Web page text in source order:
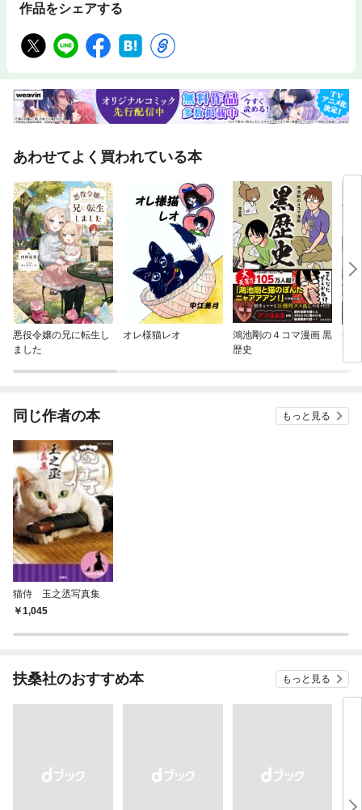
作品をシェアする
あわせてよく買われている本
悪役令嬢の兄に転生し
ました
オレ様猫レオ
鴻池剛の４コマ漫画 黒
歴史
余
同じ作者の本 もっと見る
猫侍 玉之丞写真集
1,045
扶桑社のおすすめ本 もっと見る